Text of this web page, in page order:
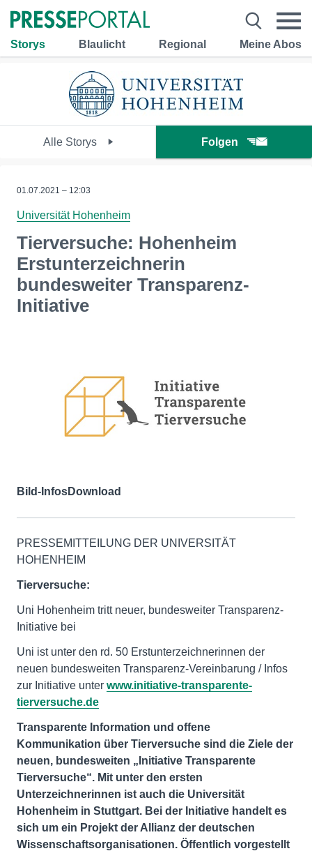
Storys Blaulicht Regional Meine Abos
Alle Storys Folgen
01.07.2021 – 12:03
Universität Hohenheim
Tierversuche: Hohenheim
Erstunterzeichnerin
bundesweiter Transparenz-
Initiative
Bild-InfosDownload
PRESSEMITTEILUNG DER UNIVERSITÄT
HOHENHEIM
Tierversuche:
Uni Hohenheim tritt neuer, bundesweiter Transparenz-
Initiative bei
Uni ist unter den rd. 50 Erstunterzeichnerinnen der
neuen bundesweiten Transparenz-Vereinbarung / Infos
zur Initiative unter www.initiative-transparente-
tierversuche.de
Transparente Information und offene
Kommunikation über Tierversuche sind die Ziele der
neuen, bundesweiten „Initiative Transparente
Tierversuche“. Mit unter den ersten
Unterzeichnerinnen ist auch die Universität
Hohenheim in Stuttgart. Bei der Initiative handelt es
sich um ein Projekt der Allianz der deutschen
Wissenschaftsorganisationen. Öffentlich vorgestellt